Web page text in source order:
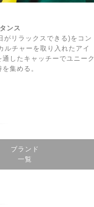
ンス
リラックスできる)をコン
チャーを取り入れたアイ
したキャッチーでユニーク
集める。
ブランド
一覧